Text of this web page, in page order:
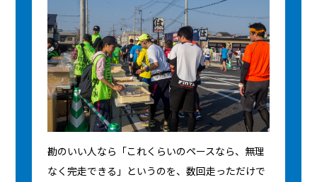
勘のいい人なら「これくらいのペースなら、無理
なく完走できる」というのを、数回走っただけで